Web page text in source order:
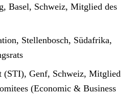
Basel, Schweiz, Mitglied des
Stellenbosch, Südafrika,
(STI), Genf, Schweiz, Mitglied
(Economic & Business